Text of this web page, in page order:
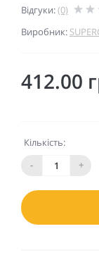
Відгуки:(0)
Виробник:
412.00
Кількість:
-
+